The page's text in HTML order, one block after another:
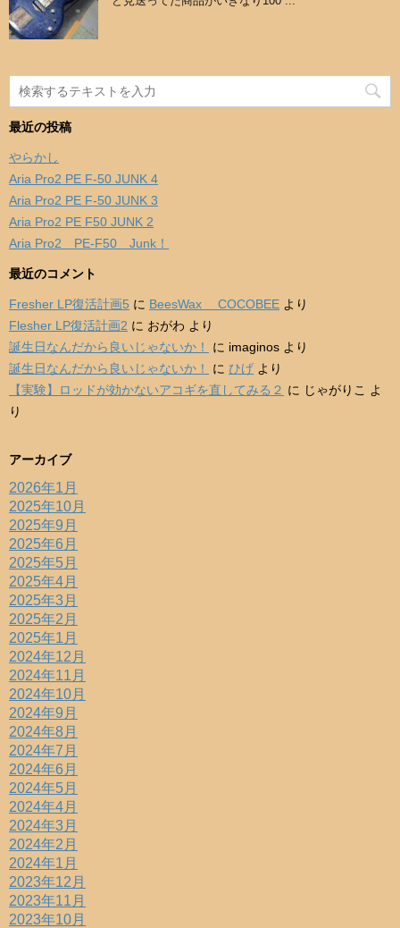
最近の投稿
やらかし
Aria Pro2 PE F-50 JUNK 4
Aria Pro2 PE F-50 JUNK 3
Aria Pro2 PE F50 JUNK 2
Aria Pro2 PE-F50 Junk！
最近のコメント
Fresher LP復活計画5 に BeesWax COCOBEE より
Flesher LP復活計画2 に おがわ より
誕生日なんだから良いじゃないか！
に imaginos より
誕生日なんだから良いじゃないか！
に ひげ より
【実験】ロッドが効かないアコギを直してみる２ に じゃがりこ
よ
り
アーカイブ
2026年1月
2025年10月
2025年9月
2025年6月
2025年5月
2025年4月
2025年3月
2025年2月
2025年1月
2024年12月
2024年11月
2024年10月
2024年9月
2024年8月
2024年7月
2024年6月
2024年5月
2024年4月
2024年3月
2024年2月
2024年1月
2023年12月
2023年11月
2023年10月